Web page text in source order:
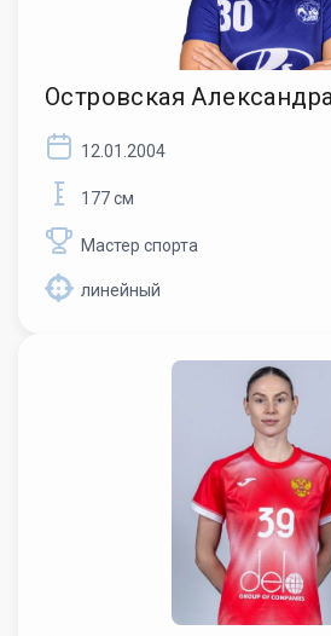
Островская
12.01.2004
177 см
Мастер спорта
линейный